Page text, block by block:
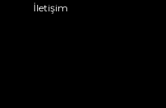
İletişim